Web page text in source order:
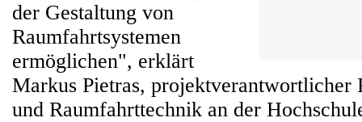
der Gestaltung von
Raumfahrtsystemen
ermöglichen", erklärt
Markus Pietras, projektverantwortlicher
und Raumfahrttechnik an der